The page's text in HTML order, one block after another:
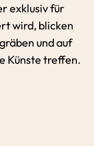
exklusiv für
wird, blicken
und auf
Künste treffen.